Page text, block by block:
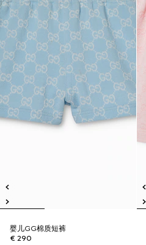
婴儿GG棉质短裤
€ 290